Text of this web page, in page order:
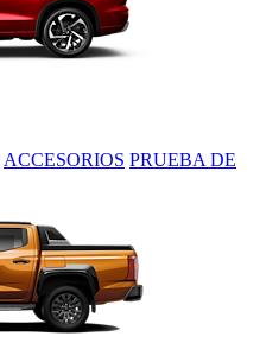
ACCESORIOS PRUEBA DE